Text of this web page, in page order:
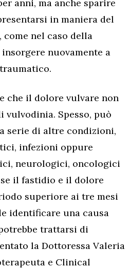
anni, ma anche sparire
in maniera del
nel caso della
nuovamente a
che il dolore vulvare non
vulvodinia. Spesso, può
serie di altre condizioni,
infezioni oppure
neurologici, oncologici
il fastidio e il dolore
superiore ai tre mesi
identificare una causa
trattarsi di
la Dottoressa Valeria
e Clinical